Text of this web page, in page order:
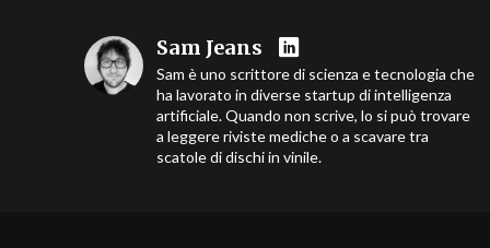
Sam Jeans
Sam è uno scrittore di scienza e tecnologia che
ha lavorato in diverse startup di intelligenza
artificiale. Quando non scrive, lo si può trovare
a leggere riviste mediche o a scavare tra
scatole di dischi in vinile.